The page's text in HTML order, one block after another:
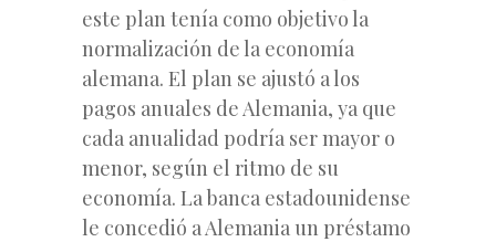
este plan tenía como objetivo la
normalización de la economía
alemana. El plan se ajustó a los
pagos anuales de Alemania, ya que
cada anualidad podría ser mayor o
menor, según el ritmo de su
economía. La banca estadounidense
le concedió a Alemania un préstamo